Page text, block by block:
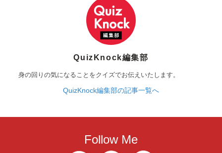
QuizKnock編集部
身の回りの気になることをクイズでお伝えいたします。
QuizKnock編集部の記事一覧へ
Follow Me